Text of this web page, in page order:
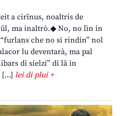
a cirînus, noaltris de
ma inaltrò.◆ No, no lìn in
che no si rindin” nol
lu deventarà, ma pal
di sielzi” di lâ in
[…] lei di plui +